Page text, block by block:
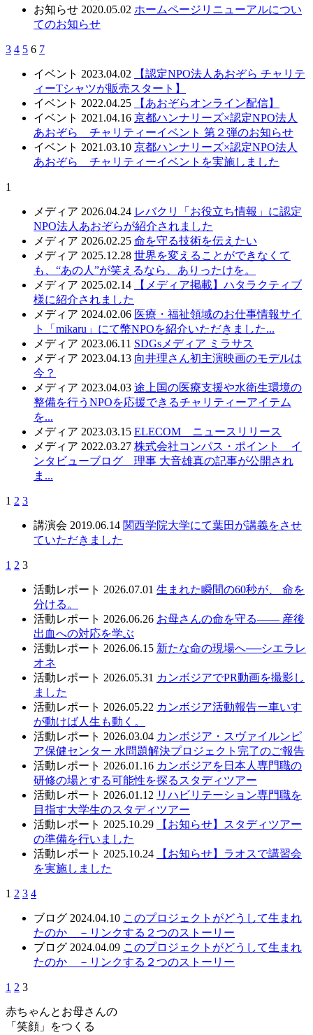
お知らせ 2020.05.02 ホームページリニューアルについ
てのお知らせ
3 4 5 6 7
イベント 2023.04.02
【認定NPO法人あおぞら チャリテ
ィーTシャツが販売スタート】
イベント 2022.04.25
【あおぞらオンライン配信】
イベント 2021.04.16 京都ハンナリーズ×認定NPO法人
あおぞら チャリティーイベント 第２弾のお知らせ
イベント 2021.03.10 京都ハンナリーズ×認定NPO法人
あおぞら チャリティーイベントを実施しました
1
メディア 2026.04.24 レバクリ「お役立ち情報」に認定
NPO法人あおぞらが紹介されました
メディア 2026.02.25 命を守る技術を伝えたい
メディア 2025.12.28 世界を変えることができなくて
も、“あの人”が笑えるなら、ありったけを。
メディア 2025.02.14
【メディア掲載】ハタラクティブ
様に紹介されました
メディア 2024.02.06 医療・福祉領域のお仕事情報サイ
ト「mikaru」にて幣NPOを紹介いただきました...
メディア 2023.06.11 SDGsメディア ミラサス
メディア 2023.04.13 向井理さん初主演映画のモデルは
今？
メディア 2023.04.03 途上国の医療支援や水衛生環境の
整備を行うNPOを応援できるチャリティーアイテム
を...
メディア 2023.03.15 ELECOM ニュースリリース
メディア 2022.03.27 株式会社コンパス・ポイント イ
ンタビューブログ 理事 大音雄真の記事が公開され
ま...
1 2 3
講演会 2019.06.14 関西学院大学にて葉田が講義をさせ
ていただきました
1 2 3
活動レポート 2026.07.01 生まれた瞬間の60秒が、 命を
分ける。
活動レポート 2026.06.26 お母さんの命を守る—— 産後
出血への対応を学ぶ
活動レポート 2026.06.15 新たな命の現場へ──シエラレ
オネ
活動レポート 2026.05.31 カンボジアでPR動画を撮影し
ました
活動レポート 2026.05.22 カンボジア活動報告ー車いす
が動けば人生も動く。
活動レポート 2026.03.04 カンボジア・スヴァイルンピ
ア保健センター 水問題解決プロジェクト完了のご報告
活動レポート 2026.01.16 カンボジアを日本人専門職の
研修の場とする可能性を探るスタディツアー
活動レポート 2026.01.12 リハビリテーション専門職を
目指す大学生のスタディツアー
活動レポート 2025.10.29
【お知らせ】スタディツアー
の準備を行いました
活動レポート 2025.10.24
【お知らせ】ラオスで講習会
を実施しました
1 2 3 4
ブログ 2024.04.10 このプロジェクトがどうして生まれ
たのか －リンクする２つのストーリー
ブログ 2024.04.09 このプロジェクトがどうして生まれ
たのか －リンクする２つのストーリー
1 2 3
赤ちゃんとお母さんの
「笑顔」をつくる